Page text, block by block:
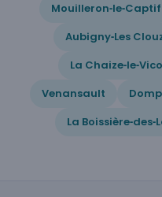
Mouilleron‑le‑Captif
Aubigny‑Les
La
Venansault
La